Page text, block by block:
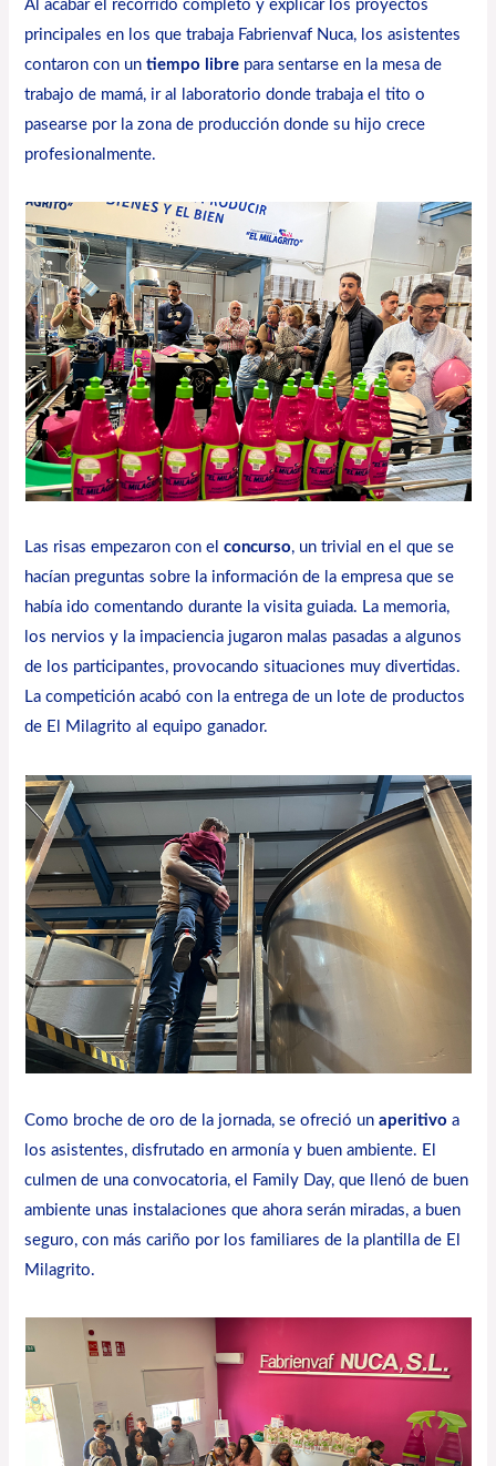
Al acabar el recorrido completo y explicar los proyectos
principales en los que trabaja Fabrienvaf Nuca, los asistentes
contaron con untiempo libre para sentarse en la mesa de
trabajo de mamá, ir al laboratorio donde trabaja el tito o
pasearse por la zona de producción donde su hijo crece
profesionalmente.
Las risas empezaron con elconcurso, un trivial en el que se
hacían preguntas sobre la información de la empresa que se
había ido comentando durante la visita guiada. La memoria,
los nervios y la impaciencia jugaron malas pasadas a algunos
de los participantes, provocando situaciones muy divertidas.
La competición acabó con la entrega de un lote de productos
de El Milagrito al equipo ganador.
Como broche de oro de la jornada, se ofreció unaperitivoa
los asistentes, disfrutado en armonía y buen ambiente. El
culmen de una convocatoria, el Family Day, que llenó de buen
ambiente unas instalaciones que ahora serán miradas, a buen
seguro, con más cariño por los familiares de la plantilla de El
Milagrito.